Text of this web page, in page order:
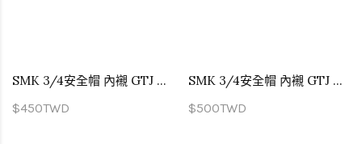
SMK 3/4安全帽 內襯 GTJ 專用 兩頰內襯
$450TWD
SMK 3/4安全帽 內襯 GTJ 專用 頭頂內襯
$500TWD